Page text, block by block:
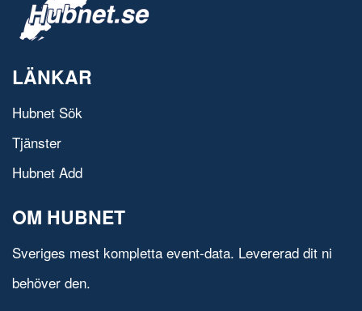
LÄNKAR
Hubnet Sök
Tjänster
Hubnet Add
OM HUBNET
Sveriges mest kompletta event-data. Levererad dit ni
behöver den.